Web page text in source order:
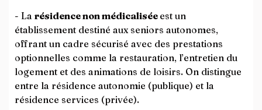
- La résidence non médicalisée est un
établissement destiné aux seniors autonomes,
offrant un cadre sécurisé avec des prestations
optionnelles comme la restauration, l’entretien du
logement et des animations de loisirs. On distingue
entre la résidence autonomie (publique) et la
résidence services (privée).